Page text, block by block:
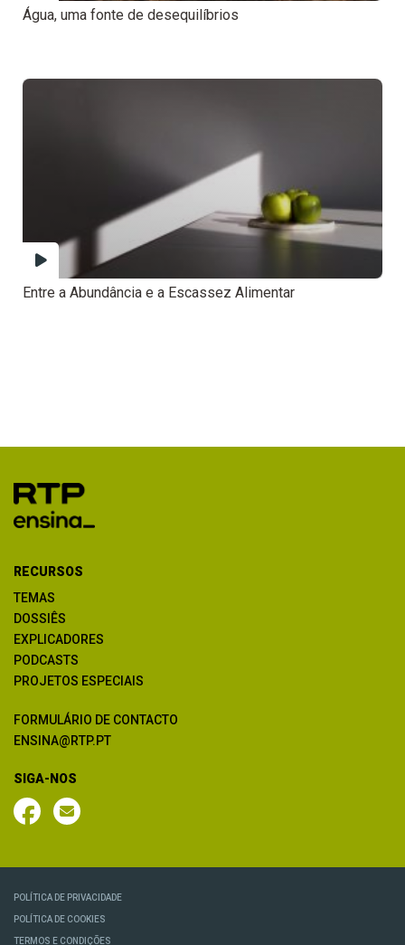
Água, uma fonte de desequilíbrios
Entre a Abundância e a Escassez Alimentar
RECURSOS
TEMAS
DOSSIÊS
EXPLICADORES
PODCASTS
PROJETOS ESPECIAIS
FORMULÁRIO DE CONTACTO
ENSINA@RTP.PT
SIGA-NOS
POLÍTICA DE PRIVACIDADE
POLÍTICA DE COOKIES
TERMOS E CONDIÇÕES